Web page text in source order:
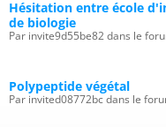
Hésitation entre école
de biologie
Par invite9d55be82 dans le
Polypeptide végétal
Par invited08772bc dans le